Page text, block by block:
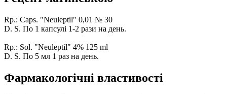
Rp.: Caps. "Neuleptil" 0,01 № 30
D. S. По 1 капсулі 1-2 рази на день.
Rp.: Sol. "Neuleptil" 4% 125 ml
D. S. По 5 мл 1 раз на день.
Фармакологічні властивості